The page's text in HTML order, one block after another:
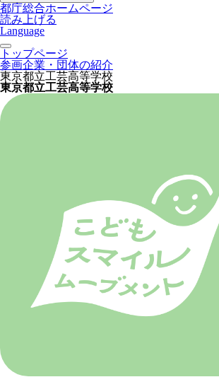
都庁総合ホームページ
読み上げる
Language
トップページ
参画企業・団体の紹介
東京都立工芸高等学校
東京都立工芸高等学校